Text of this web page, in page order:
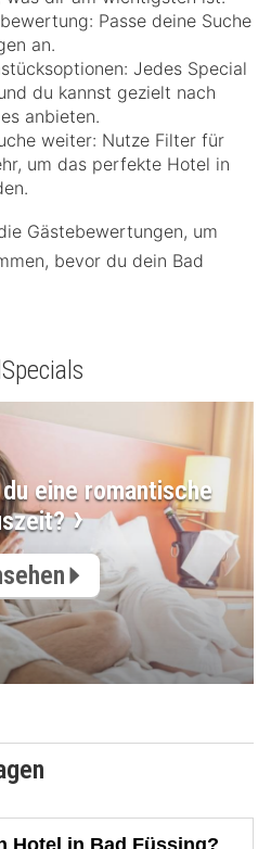
Passe deine Suche
an.
Jedes Special
du kannst gezielt nach
anbieten.
weiter: Nutze Filter für
um das perfekte Hotel in
Gästebewertungen, um
bevor du dein Bad
eine romantische